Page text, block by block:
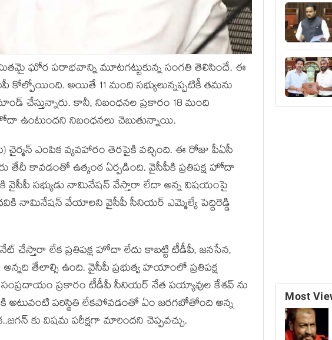
ఘోర పరాభవాన్ని మూటగట్టుకున్న సంగతి తెలిసిందే. ఈ
కోల్పోయింది. అయితే 11 మంది సభ్యులున్నప్పటికీ తమను
చేస్తున్నారు. కానీ, నిబంధనల ప్రకారం 18 మంది
ఉంటుందని నిబంధనలు చెబుతున్నాయి.
ఎంపిక వ్యవహారం తెరపైకి వచ్చింది. ఈ రోజు పీఏసీ
తేదీ కావడంతో ఉత్కంఠ ఏర్పడింది. వైసీపీకి ప్రతిపక్ష హోదా
వైసీపీ సభ్యుడు నామినేషన్ వేస్తారా లేదా అన్న విషయంపై
నామినేషన్ వేయాలని వైసీపీ సీనియర్ ఎమ్మెల్యే పెద్దిరెడ్డి
చేస్తారా లేక ప్రతిపక్ష హోదా లేదు కాబట్టి టీడీపీ, జనసేన,
తేలాల్సి ఉంది. వైసీపీ ప్రభుత్వ హయాంలో ప్రతిపక్ష
ప్రకారం టీడీపీ సీనియర్ నేత పయ్యావుల కేశవ్ ను
అటువంటి పరిస్థితి లేకపోవడంతో ఏం జరగబోతోంది అన్న
కు విషమ పరీక్షగా మారిందని చెప్పవచ్చు.
Most